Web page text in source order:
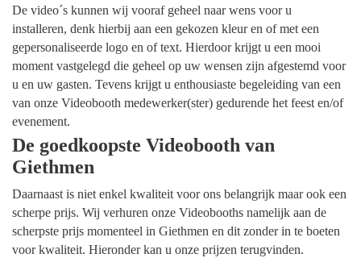
De video´s kunnen wij vooraf geheel naar wens voor u
installeren, denk hierbij aan een gekozen kleur en of met een
gepersonaliseerde logo en of text. Hierdoor krijgt u een mooi
moment vastgelegd die geheel op uw wensen zijn afgestemd voor
u en uw gasten. Tevens krijgt u enthousiaste begeleiding van een
van onze Videobooth medewerker(ster) gedurende het feest en/of
evenement.
De goedkoopste Videobooth van
Giethmen
Daarnaast is niet enkel kwaliteit voor ons belangrijk maar ook een
scherpe prijs. Wij verhuren onze Videobooths namelijk aan de
scherpste prijs momenteel in Giethmen en dit zonder in te boeten
voor kwaliteit. Hieronder kan u onze prijzen terugvinden.